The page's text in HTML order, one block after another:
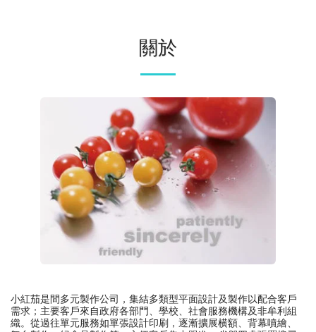
關於
小紅茄是間多元製作公司，集結多類型平面設計及製作以配合客戶
需求；主要客戶來自政府各部門、學校、社會服務機構及非牟利組
織。從過往單元服務如單張設計印刷，逐漸擴展横額、背幕噴繪、